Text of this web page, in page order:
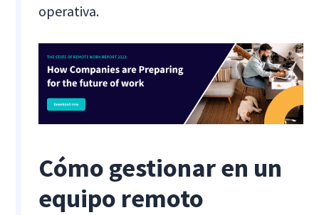
operativa.
Cómo gestionar en un
equipo remoto